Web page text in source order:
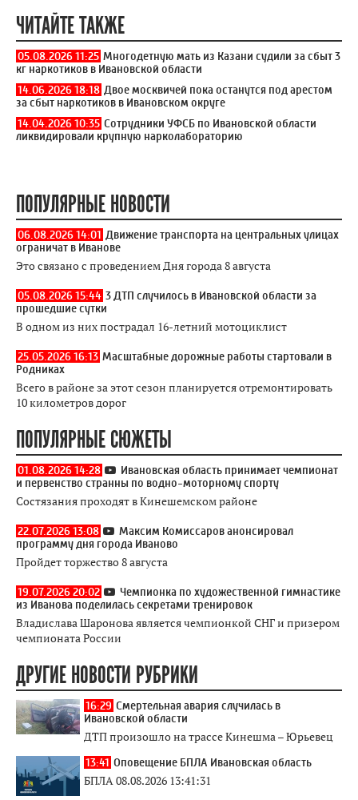
ЧИТАЙТЕ ТАКЖЕ
05.08.2026 11:25 Многодетную мать из Казани судили за сбыт 3
кг наркотиков в Ивановской области
14.06.2026 18:18 Двое москвичей пока останутся под арестом
за сбыт наркотиков в Ивановском округе
14.04.2026 10:35 Сотрудники УФСБ по Ивановской области
ликвидировали крупную нарколабораторию
ПОПУЛЯРНЫЕ НОВОСТИ
06.08.2026 14:01 Движение транспорта на центральных улицах
ограничат в Иванове
Это связано с проведением Дня города 8 августа
05.08.2026 15:44 3 ДТП случилось в Ивановской области за
прошедшие сутки
В одном из них пострадал 16-летний мотоциклист
25.05.2026 16:13 Масштабные дорожные работы стартовали в
Родниках
Всего в районе за этот сезон планируется отремонтировать
10 километров дорог
ПОПУЛЯРНЫЕ СЮЖЕТЫ
01.08.2026 14:28
Ивановская область принимает чемпионат
и первенство странны по водно-моторному спорту
Состязания проходят в Кинешемском районе
22.07.2026 13:08
Максим Комиссаров анонсировал
программу дня города Иваново
Пройдет торжество 8 августа
19.07.2026 20:02
Чемпионка по художественной гимнастике
из Иванова поделилась секретами тренировок
Владислава Шаронова является чемпионкой СНГ и призером
чемпионата России
ДРУГИЕ НОВОСТИ РУБРИКИ
16:29 Смертельная авария случилась в
Ивановской области
ДТП произошло на трассе Кинешма – Юрьевец
13:41 Оповещение БПЛА Ивановская область
БПЛА 08.08.2026 13:41:31